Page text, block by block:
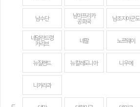
남수단
남아프리카
공화국
남조지아군도
네덜란드령
카리브
네팔 노르웨이
뉴질랜드 뉴칼레도니아 니우에
니카라과